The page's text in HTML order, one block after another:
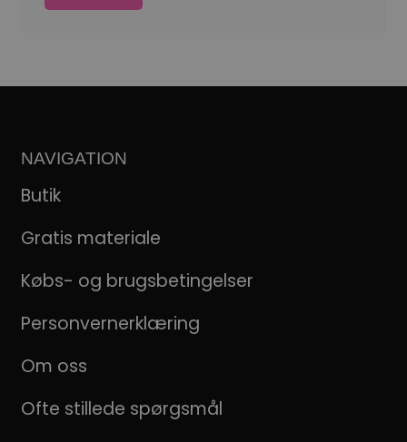
NAVIGATION
Butik
Gratis materiale
Købs- og brugsbetingelser
Personvernerklæring
Om oss
Ofte stillede spørgsmål